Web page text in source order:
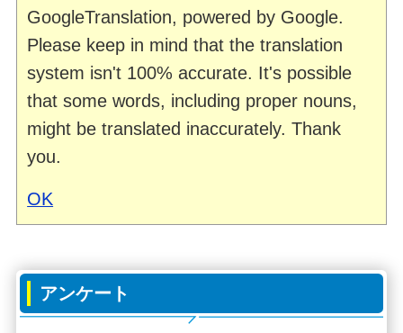
GoogleTranslation, powered by Google.
Please keep in mind that the translation
system isn't 100% accurate. It's possible
that some words, including proper nouns,
might be translated inaccurately. Thank
you.
OK
アンケート